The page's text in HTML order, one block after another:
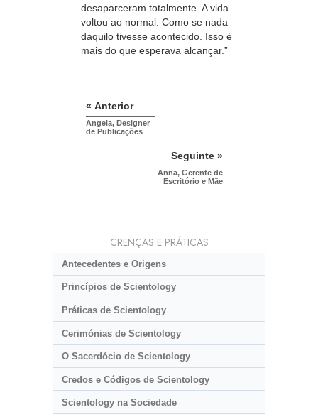
desaparceram totalmente. A vida
voltou ao normal. Como se nada
daquilo tivesse acontecido. Isso é
mais do que esperava alcançar.”
« Anterior
Angela, Designer
de Publicações
Seguinte »
Anna, Gerente de
Escritório e Mãe
CRENÇAS E PRÁTICAS
Antecedentes e Origens
Princípios de Scientology
Práticas de Scientology
Cerimónias de Scientology
O Sacerdócio de Scientology
Credos e Códigos de Scientology
Scientology na Sociedade